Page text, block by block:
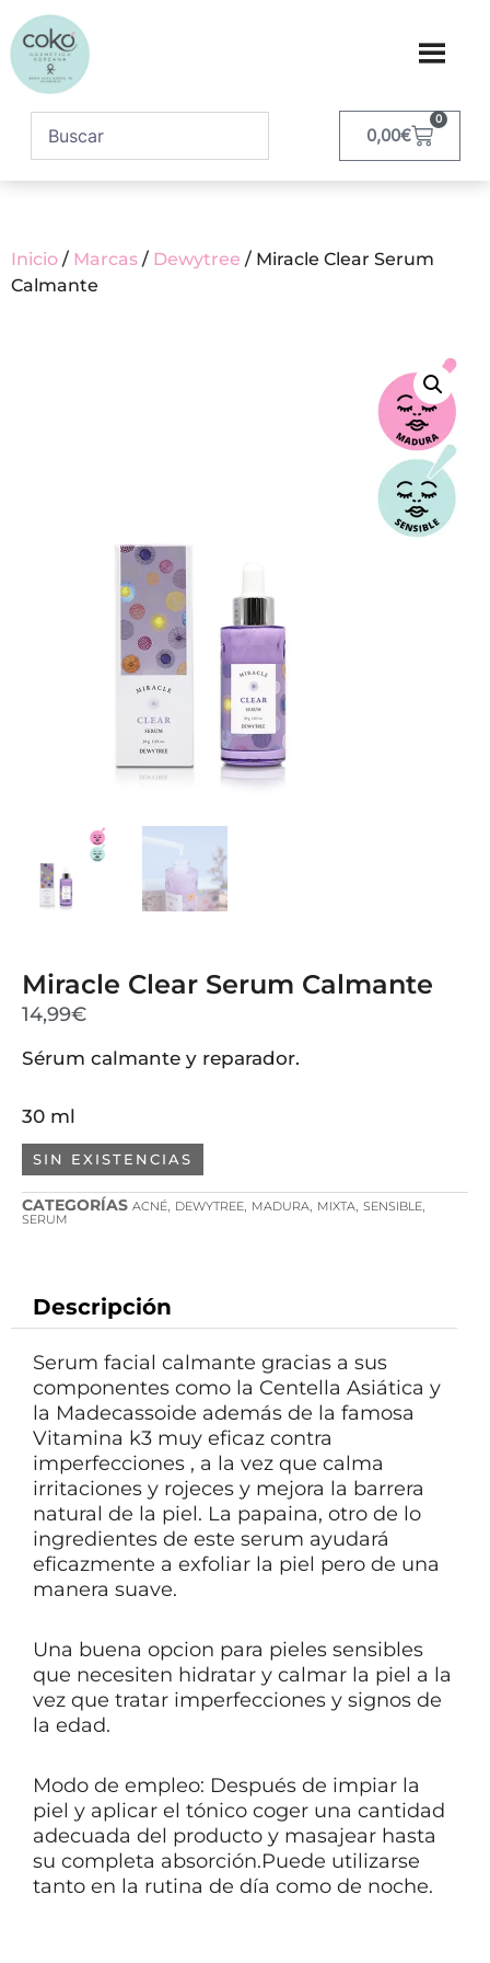
0,00€
0
Inicio / Marcas / Dewytree / Miracle Clear Serum
Calmante
Miracle Clear Serum Calmante
14,99€
Sérum calmante y reparador.
30 ml
SIN EXISTENCIAS
CATEGORÍAS ACNÉ, DEWYTREE, MADURA, MIXTA, SENSIBLE,
SERUM
Descripción
Serum facial calmante gracias a sus
componentes como la Centella Asiática y
la Madecassoide además de la famosa
Vitamina k3 muy eficaz contra
imperfecciones , a la vez que calma
irritaciones y rojeces y mejora la barrera
natural de la piel. La papaina, otro de lo
ingredientes de este serum ayudará
eficazmente a exfoliar la piel pero de una
manera suave.
Una buena opcion para pieles sensibles
que necesiten hidratar y calmar la piel a la
vez que tratar imperfecciones y signos de
la edad.
Modo de empleo: Después de impiar la
piel y aplicar el tónico coger una cantidad
adecuada del producto y masajear hasta
su completa absorción.Puede utilizarse
tanto en la rutina de día como de noche.